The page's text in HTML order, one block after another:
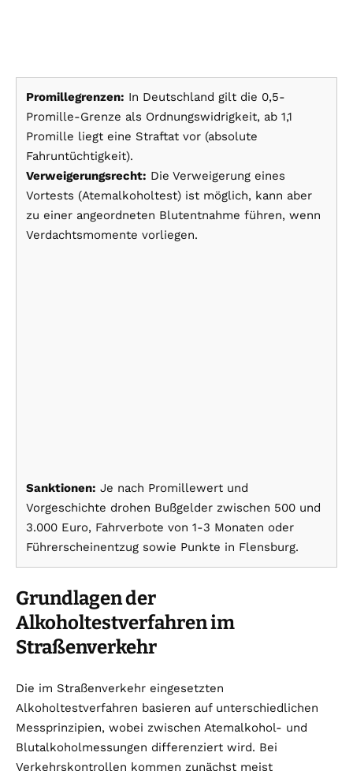
Promillegrenzen: In Deutschland gilt die 0,5-
Promille-Grenze als Ordnungswidrigkeit, ab 1,1
Promille liegt eine Straftat vor (absolute
Fahruntüchtigkeit).
Verweigerungsrecht: Die Verweigerung eines
Vortests (Atemalkoholtest) ist möglich, kann aber
zu einer angeordneten Blutentnahme führen, wenn
Verdachtsmomente vorliegen.
Sanktionen: Je nach Promillewert und
Vorgeschichte drohen Bußgelder zwischen 500 und
3.000 Euro, Fahrverbote von 1-3 Monaten oder
Führerscheinentzug sowie Punkte in Flensburg.
Grundlagen der
Alkoholtestverfahren im
Straßenverkehr
Die im Straßenverkehr eingesetzten
Alkoholtestverfahren basieren auf unterschiedlichen
Messprinzipien, wobei zwischen Atemalkohol- und
Blutalkoholmessungen differenziert wird. Bei
Verkehrskontrollen kommen zunächst meist